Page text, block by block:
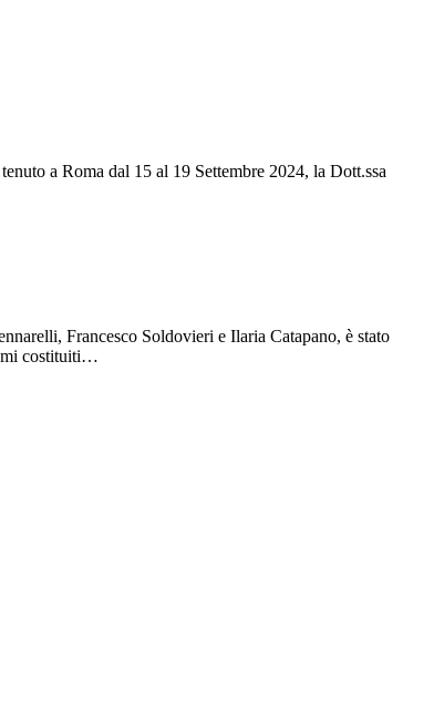
a Roma dal 15 al 19 Settembre 2024, la Dott.ssa
Francesco Soldovieri e Ilaria Catapano, è stato
costituiti…